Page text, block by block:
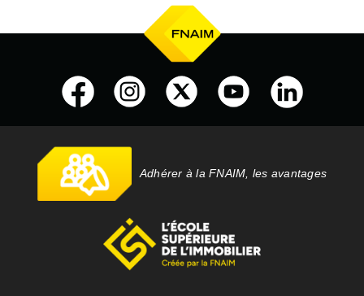
Adhérer à la FNAIM, les avantages